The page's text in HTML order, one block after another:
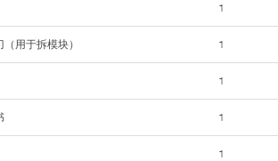
用于拆模块）
1
1
1
1
1